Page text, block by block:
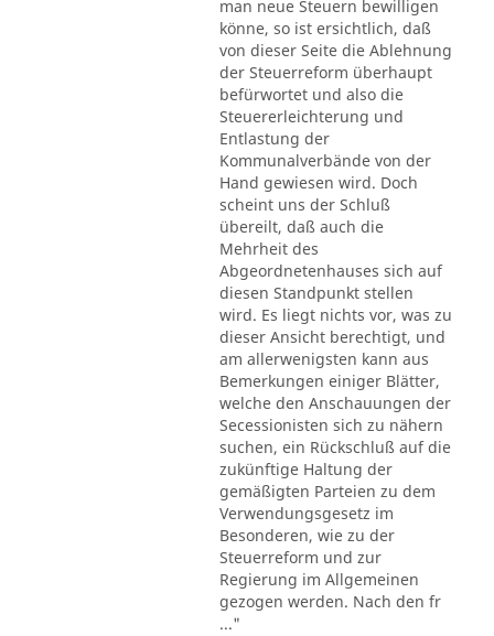
man neue Steuern bewilligen
könne, so ist ersichtlich, daß
von dieser Seite die Ablehnung
der Steuerreform überhaupt
befürwortet und also die
Steuererleichterung und
Entlastung der
Kommunalverbände von der
Hand gewiesen wird. Doch
scheint uns der Schluß
übereilt, daß auch die
Mehrheit des
Abgeordnetenhauses sich auf
diesen Standpunkt stellen
wird. Es liegt nichts vor, was zu
dieser Ansicht berechtigt, und
am allerwenigsten kann aus
Bemerkungen einiger Blätter,
welche den Anschauungen der
Secessionisten sich zu nähern
suchen, ein Rückschluß auf die
zukünftige Haltung der
gemäßigten Parteien zu dem
Verwendungsgesetz im
Besonderen, wie zu der
Steuerreform und zur
Regierung im Allgemeinen
gezogen werden. Nach den fr
..."